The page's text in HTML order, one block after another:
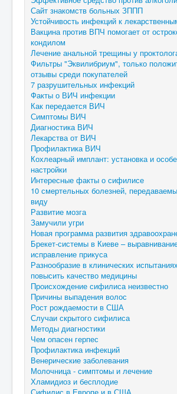
Сайт знакомств больных ЗППП
Устойчивость инфекций к
Вакцина против ВПЧ помогает от
кондилом
Лечение анальной трещины у
Фильтры "Эквилибриум", только
отзывы среди покупателей
7 разрушительных инфекций
Факты о ВИЧ инфекции
Как передается ВИЧ
Симптомы ВИЧ
Диагностика ВИЧ
Лекарства от ВИЧ
Профилактика ВИЧ
Кохлеарный имплант: установка и
настройки
Интересные факты о сифилисе
10 смертельных болезней,
виду
Развитие мозга
Замучили угри
Новая программа развития
Брекет-системы в Киеве –
исправление прикуса
Разнообразие в клинических
повысить качество медицины
Происхождение сифилиса неизвестно
Причины выпадения волос
Рост рождаемости в США
Случаи скрытого сифилиса
Методы диагностики
Чем опасен герпес
Профилактика инфекций
Венерические заболевания
Молочница - симптомы и лечение
Хламидиоз и бесплодие